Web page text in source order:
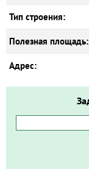
Тип строения:
Полезная площадь:
Адрес: